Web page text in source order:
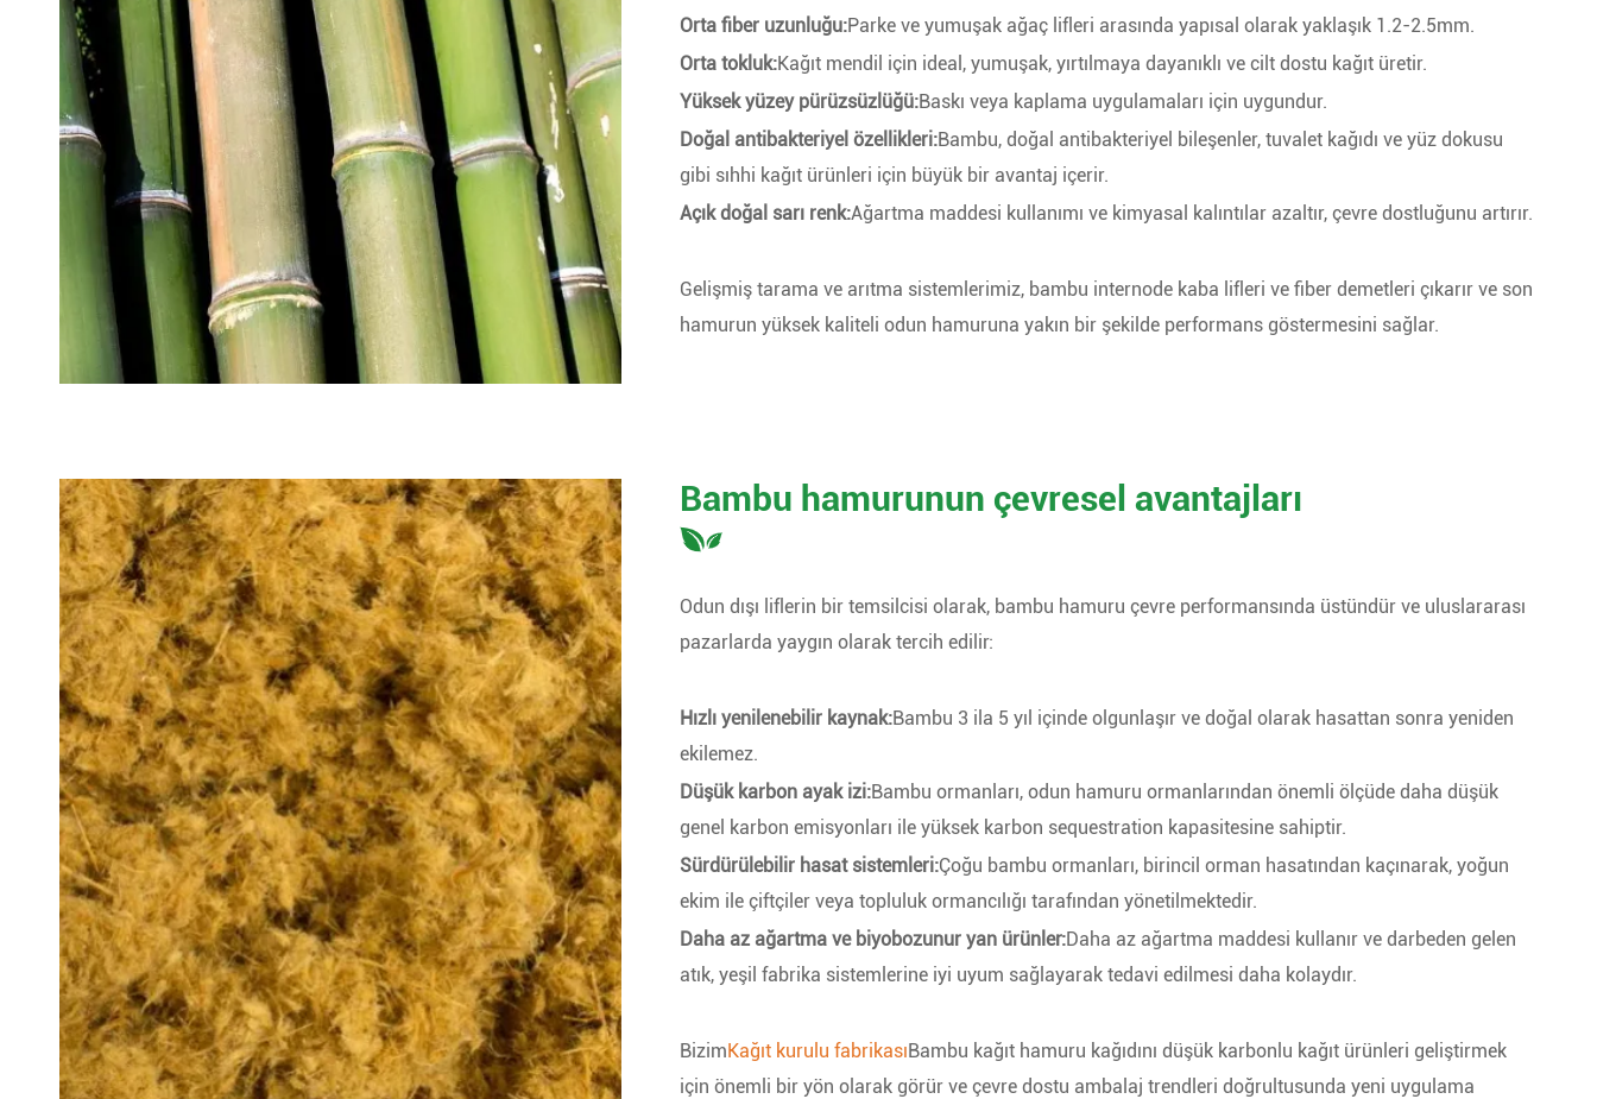
Orta fiber uzunluğu:Parke ve yumuşak ağaç lifleri arasında yapısal olarak yaklaşık 1.2-2.5mm.
Orta tokluk:Kağıt mendil için ideal, yumuşak, yırtılmaya dayanıklı ve cilt dostu kağıt üretir.
Yüksek yüzey pürüzsüzlüğü:Baskı veya kaplama uygulamaları için uygundur.
Doğal antibakteriyel özellikleri:Bambu, doğal antibakteriyel bileşenler, tuvalet kağıdı ve yüz dokusu
gibi sıhhi kağıt ürünleri için büyük bir avantaj içerir.
Açık doğal sarı renk:Ağartma maddesi kullanımı ve kimyasal kalıntılar azaltır, çevre dostluğunu artırır.
Gelişmiş tarama ve arıtma sistemlerimiz, bambu internode kaba lifleri ve fiber demetleri çıkarır ve son
hamurun yüksek kaliteli odun hamuruna yakın bir şekilde performans göstermesini sağlar.
Bambu hamurunun çevresel avantajları
Odun dışı liflerin bir temsilcisi olarak, bambu hamuru çevre performansında üstündür ve uluslararası
pazarlarda yaygın olarak tercih edilir:
Hızlı yenilenebilir kaynak:Bambu 3 ila 5 yıl içinde olgunlaşır ve doğal olarak hasattan sonra yeniden
ekilemez.
Düşük karbon ayak izi:Bambu ormanları, odun hamuru ormanlarından önemli ölçüde daha düşük
genel karbon emisyonları ile yüksek karbon sequestration kapasitesine sahiptir.
Sürdürülebilir hasat sistemleri:Çoğu bambu ormanları, birincil orman hasatından kaçınarak, yoğun
ekim ile çiftçiler veya topluluk ormancılığı tarafından yönetilmektedir.
Daha az ağartma ve biyobozunur yan ürünler:Daha az ağartma maddesi kullanır ve darbeden gelen
atık, yeşil fabrika sistemlerine iyi uyum sağlayarak tedavi edilmesi daha kolaydır.
BizimKağıt kurulu fabrikasıBambu kağıt hamuru kağıdını düşük karbonlu kağıt ürünleri geliştirmek
için önemli bir yön olarak görür ve çevre dostu ambalaj trendleri doğrultusunda yeni uygulama